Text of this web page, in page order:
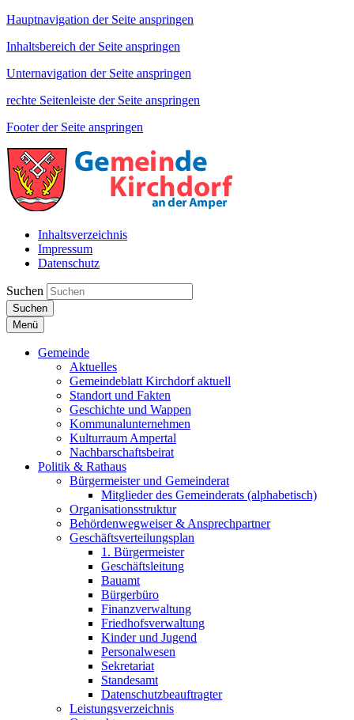
Hauptnavigation der Seite anspringen
Inhaltsbereich der Seite anspringen
Unternavigation der Seite anspringen
rechte Seitenleiste der Seite anspringen
Footer der Seite anspringen
Inhaltsverzeichnis
Impressum
Datenschutz
Suchen
Suchen
Menü
Gemeinde
Aktuelles
Gemeindeblatt Kirchdorf aktuell
Standort und Fakten
Geschichte und Wappen
Kommunalunternehmen
Kulturraum Ampertal
Nachbarschaftsbeirat
Politik & Rathaus
Bürgermeister und Gemeinderat
Mitglieder des Gemeinderats (alphabetisch)
Organisationsstruktur
Behördenwegweiser & Ansprechpartner
Geschäftsverteilungsplan
1. Bürgermeister
Geschäftsleitung
Bauamt
Bürgerbüro
Finanzverwaltung
Friedhofsverwaltung
Kinder und Jugend
Personalwesen
Sekretariat
Standesamt
Datenschutzbeauftragter
Leistungsverzeichnis